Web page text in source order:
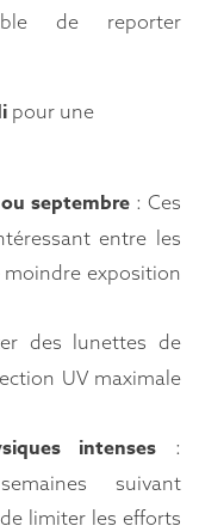
de reporter
pour une
septembre: Ces
entre les
exposition
des lunettes de
UV maximale
intenses :
suivant
limiter les efforts